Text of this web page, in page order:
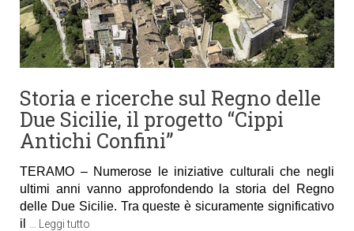
Storia e ricerche sul Regno delle
Due Sicilie, il progetto “Cippi
Antichi Confini”
TERAMO – Numerose le iniziative culturali che negli
ultimi anni vanno approfondendo la storia del Regno
delle Due Sicilie. Tra queste è sicuramente significativo
il
Leggi tutto